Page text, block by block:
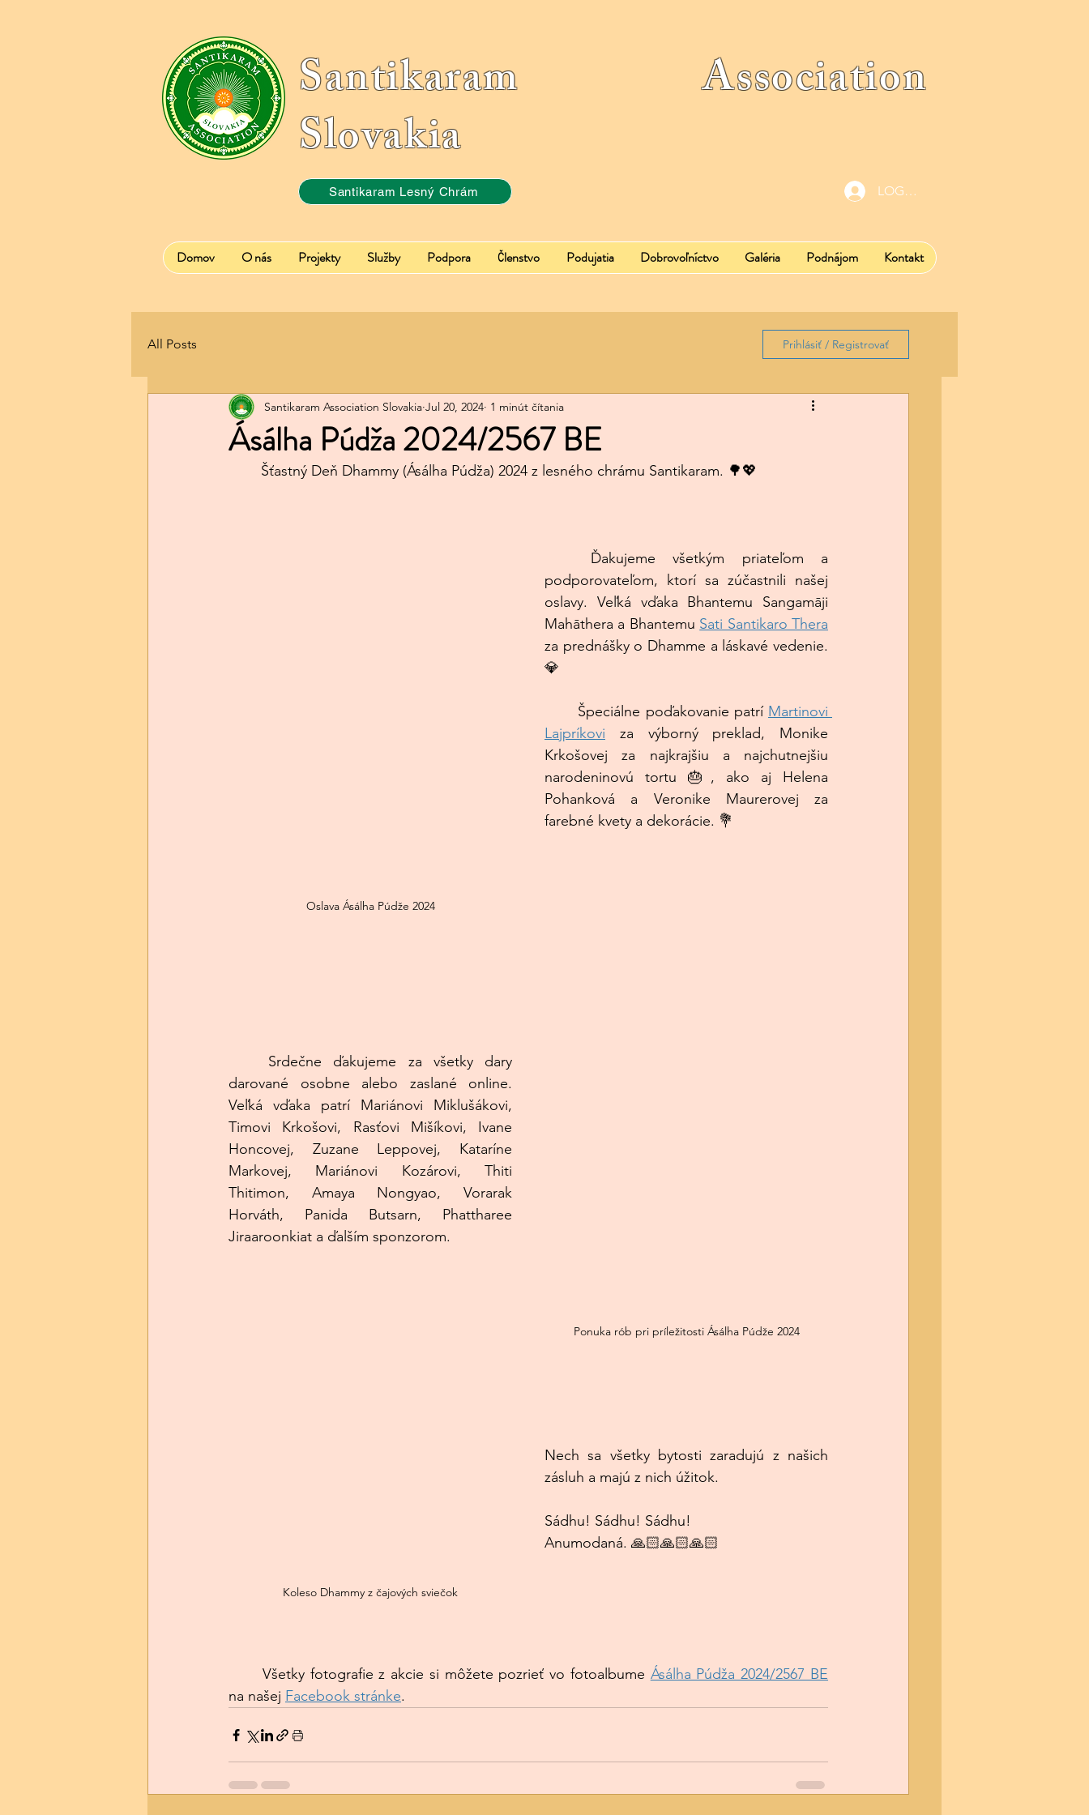
Santikaram Association
Slovakia
Santikaram Lesný Chrám LOG IN
Domov O nás Projekty Služby Podpora Členstvo Podujatia Dobrovoľníctvo Galéria Podnájom Kontakt
All Posts Prihlásiť / Registrovať
Ásálha Púdža 2024/2567 BE
Santikaram Association Slovakia Jul 20, 2024 1 minút čítania
	Šťastný Deň Dhammy (Ásálha Púdža) 2024 z lesného chrámu Santikaram. 🌳💖
Oslava Ásálha Púdže 2024
podporovateľom, ktorí sa zúčastnili našej
oslavy. Veľká vďaka Bhantemu Sangamāji
Mahāthera a Bhantemu Sati Santikaro Thera
za prednášky o Dhamme a láskavé vedenie.
💎
	Špeciálne poďakovanie patrí
Martinovi
Lajpríkovi za výborný preklad, Monike
Krkošovej za najkrajšiu a najchutnejšiu
narodeninovú tortu 🎂, ako aj Helena
Pohanková a Veronike Maurerovej za
farebné kvety a dekorácie. 💐
Ponuka rób pri príležitosti Ásálha Púdže 2024
darované osobne alebo zaslané online.
Veľká vďaka patrí Mariánovi Miklušákovi,
Timovi Krkošovi, Rasťovi Mišíkovi, Ivane
Honcovej, Zuzane Leppovej, Kataríne
Markovej, Mariánovi Kozárovi, Thiti
Thitimon, Amaya Nongyao, Vorarak
Horváth, Panida Butsarn, Phattharee
Jiraaroonkiat a ďalším sponzorom.
Koleso Dhammy z čajových sviečok
Nech sa všetky bytosti zaradujú z našich
zásluh a majú z nich úžitok.
Sádhu! Sádhu! Sádhu!
Anumodaná. 🙏🏻🙏🏻🙏🏻
	Všetky fotografie z akcie si môžete pozrieť vo fotoalbume
Ásálha Púdža 2024/2567 BE
na našej Facebook stránke.